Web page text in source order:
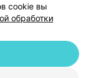
Республика Беларусь,
cookie вы
обработки